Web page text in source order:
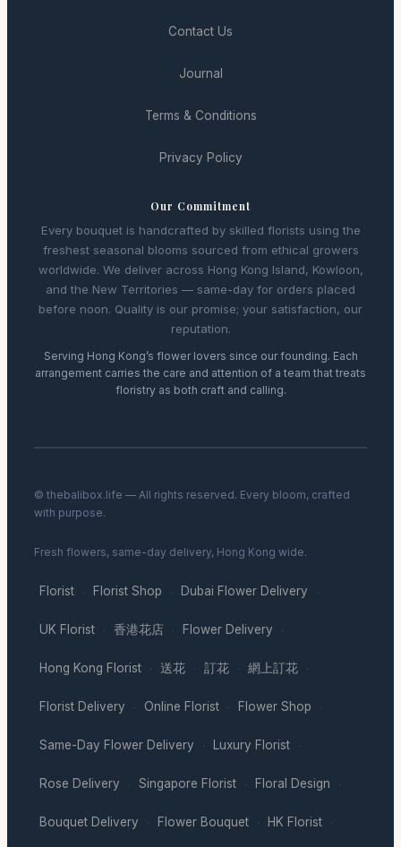
Contact Us
Journal
Terms & Conditions
Privacy Policy
Our Commitment
Every bouquet is handcrafted by skilled florists using the
freshest seasonal blooms sourced from ethical growers
worldwide. We deliver across Hong Kong Island, Kowloon,
and the New Territories — same-day for orders placed
before noon. Quality is our promise; your satisfaction, our
reputation.
Serving Hong Kong’s flower lovers since our founding. Each
arrangement carries the care and attention of a team that treats
floristry as both craft and calling.
© thebalibox.life — All rights reserved. Every bloom, crafted
with purpose.
Fresh flowers, same-day delivery, Hong Kong wide.
Florist · Florist Shop · Dubai Flower Delivery ·
UK Florist · 香港花店 · Flower Delivery ·
Hong Kong Florist · 送花 · 訂花 · 網上訂花 ·
Florist Delivery · Online Florist · Flower Shop ·
Same-Day Flower Delivery · Luxury Florist ·
Rose Delivery · Singapore Florist · Floral Design ·
Bouquet Delivery · Flower Bouquet · HK Florist ·